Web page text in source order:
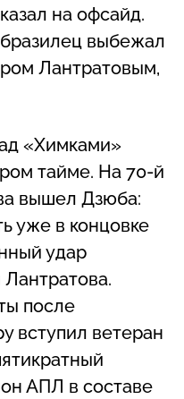
на офсайд.
выбежал
Лантратовым,
«Химками»
тайме. На 70-й
вышел Дзюба:
уже в концовке
удар
после
вступил ветеран
АПЛ в составе